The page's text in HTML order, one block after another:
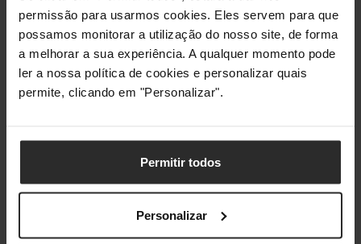
permissão para usarmos cookies. Eles servem para que
possamos monitorar a utilização do nosso site, de forma
a melhorar a sua experiência. A qualquer momento pode
ler a nossa política de cookies e personalizar quais
permite, clicando em "Personalizar".
Permitir todos
Personalizar
da caixa (superior)
Número Máximo de
8
Baías para Discos